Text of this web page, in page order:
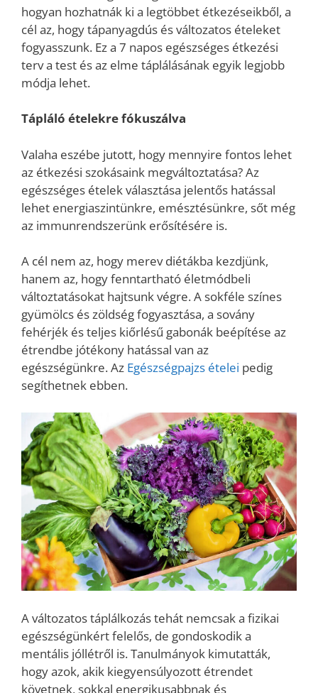
hogyan hozhatnák ki a legtöbbet étkezéseikből, a
cél az, hogy tápanyagdús és változatos ételeket
fogyasszunk. Ez a 7 napos egészséges étkezési
terv a test és az elme táplálásának egyik legjobb
módja lehet.
Tápláló ételekre fókuszálva
Valaha eszébe jutott, hogy mennyire fontos lehet
az étkezési szokásaink megváltoztatása? Az
egészséges ételek választása jelentős hatással
lehet energiaszintünkre, emésztésünkre, sőt még
az immunrendszerünk erősítésére is.
A cél nem az, hogy merev diétákba kezdjünk,
hanem az, hogy fenntartható életmódbeli
változtatásokat hajtsunk végre. A sokféle színes
gyümölcs és zöldség fogyasztása, a sovány
fehérjék és teljes kiőrlésű gabonák beépítése az
étrendbe jótékony hatással van az
egészségünkre. Az Egészségpajzs ételei pedig
segíthetnek ebben.
A változatos táplálkozás tehát nemcsak a fizikai
egészségünkért felelős, de gondoskodik a
mentális jóllétről is. Tanulmányok kimutatták,
hogy azok, akik kiegyensúlyozott étrendet
követnek, sokkal energikusabbnak és